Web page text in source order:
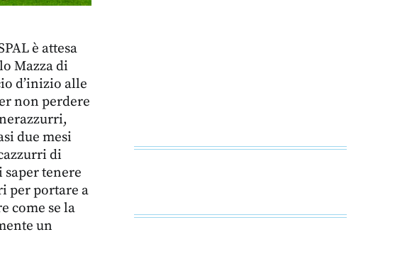
è attesa
Mazza di
d’inizio alle
non perdere
due mesi
di
tenere
per portare a
come se la
un